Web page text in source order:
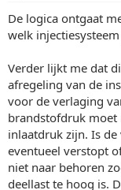
De logica ontgaat
welk
Verder lijkt me dat
afregeling van de
voor de verlaging
brandstofdruk moet
inlaatdruk zijn. Is
eventueel verstopt
niet naar behoren
deellast te hoog is.